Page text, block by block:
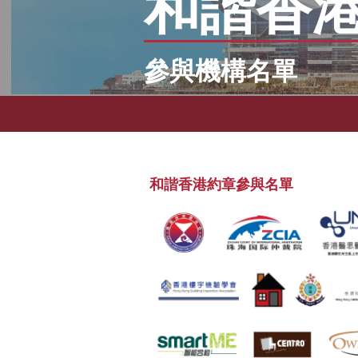
參與機構名單
和諧香港約章參與名單